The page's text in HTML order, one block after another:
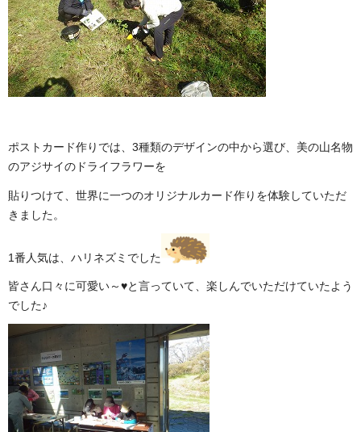
ポストカード作りでは、3種類のデザインの中から選び、美の山名物
のアジサイのドライフラワーを
貼りつけて、世界に一つのオリジナルカード作りを体験していただ
きました。
1番人気は、ハリネズミでした
皆さん口々に可愛い～♥と言っていて、楽しんでいただけていたよう
でした♪